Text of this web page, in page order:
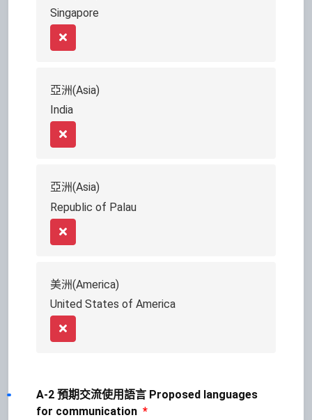
Singapore
Remove
亞洲(Asia)
India
Remove
亞洲(Asia)
Republic of Palau
Remove
美洲(America)
United States of America
Remove
A-2 預期交流使用語言 Proposed languages
for communication *